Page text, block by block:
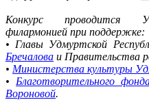
Конкурс проводится
филармонией при поддержке:
• Главы Удмуртской
Бречалова и Правительства
• Министерства культуры
• Благотворительного
Вороновой.